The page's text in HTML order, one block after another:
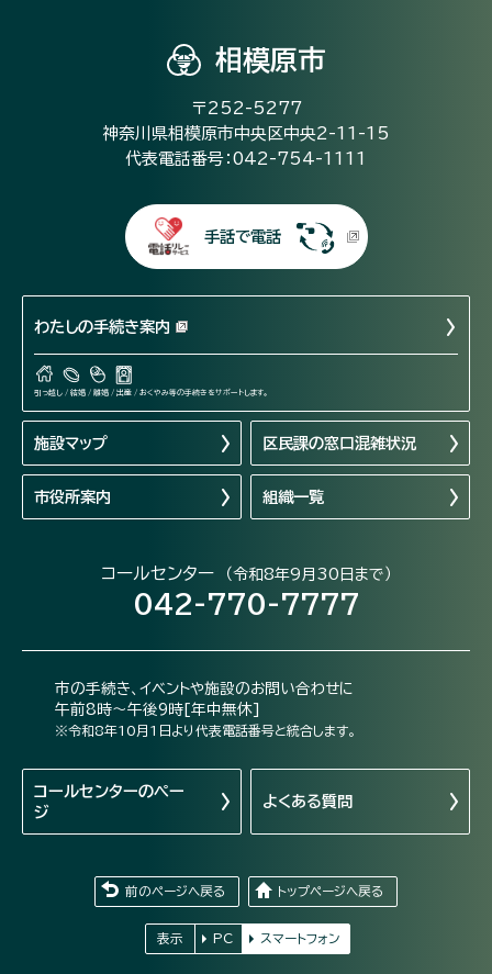
相模原市
〒252-5277
神奈川県相模原市中央区中央2-11-15
代表電話番号：042-754-1111
手話で電話
わたしの手続き案内
引っ越し / 結婚 / 離婚 / 出産 / おくやみ等の手続きをサポートします。
施設マップ 区民課の窓口混雑状況
市役所案内 組織一覧
コールセンター （令和8年9月30日まで）
042-770-7777
市の手続き、イベントや施設のお問い合わせに
午前8時～午後9時[年中無休]
※令和8年10月1日より代表電話番号と統合します。
コールセンターのペー
ジ
よくある質問
前のページへ戻る トップページへ戻る
表示 PC スマートフォン